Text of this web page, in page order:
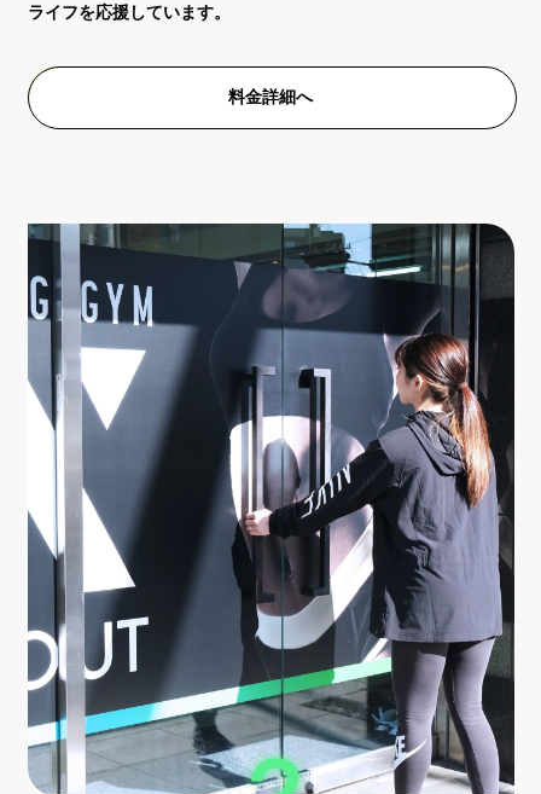
ライフを応援しています。
料金詳細へ